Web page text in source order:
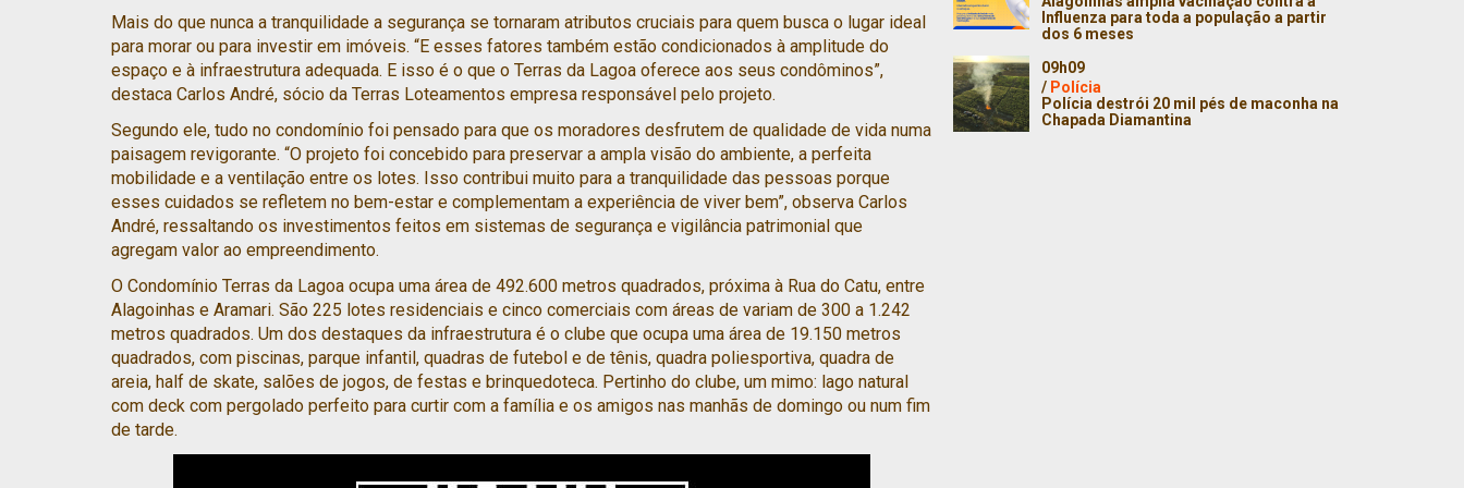
Mais do que nunca a tranquilidade a segurança se tornaram atributos cruciais para quem busca o lugar ideal
para morar ou para investir em imóveis. “E esses fatores também estão condicionados à amplitude do
espaço e à infraestrutura adequada. E isso é o que o Terras da Lagoa oferece aos seus condôminos”,
destaca Carlos André, sócio da Terras Loteamentos empresa responsável pelo projeto.
Segundo ele, tudo no condomínio foi pensado para que os moradores desfrutem de qualidade de vida numa
paisagem revigorante. “O projeto foi concebido para preservar a ampla visão do ambiente, a perfeita
mobilidade e a ventilação entre os lotes. Isso contribui muito para a tranquilidade das pessoas porque
esses cuidados se refletem no bem-estar e complementam a experiência de viver bem”, observa Carlos
André, ressaltando os investimentos feitos em sistemas de segurança e vigilância patrimonial que
agregam valor ao empreendimento.
O Condomínio Terras da Lagoa ocupa uma área de 492.600 metros quadrados, próxima à Rua do Catu, entre
Alagoinhas e Aramari. São 225 lotes residenciais e cinco comerciais com áreas de variam de 300 a 1.242
metros quadrados. Um dos destaques da infraestrutura é o clube que ocupa uma área de 19.150 metros
quadrados, com piscinas, parque infantil, quadras de futebol e de tênis, quadra poliesportiva, quadra de
areia, half de skate, salões de jogos, de festas e brinquedoteca. Pertinho do clube, um mimo: lago natural
com deck com pergolado perfeito para curtir com a família e os amigos nas manhãs de domingo ou num fim
de tarde.
Influenza para toda a população a partir
dos 6 meses
09h09
/ Polícia
Polícia destrói 20 mil pés de maconha na
Chapada Diamantina